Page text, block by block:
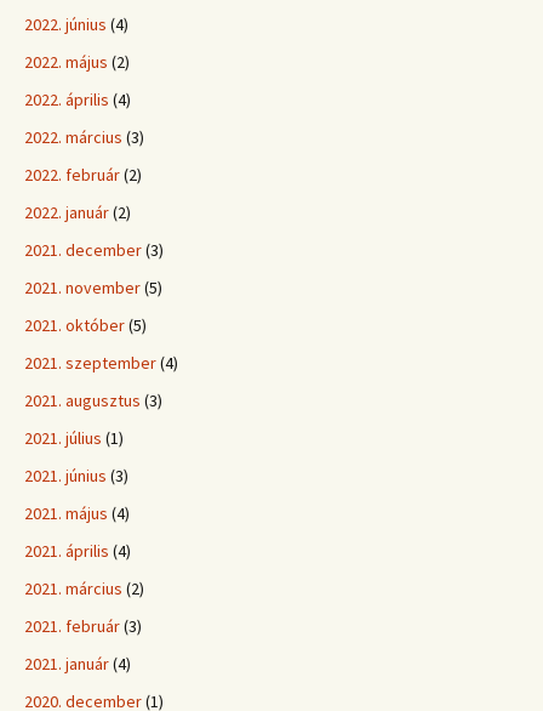
2022. június (4)
2022. május (2)
2022. április (4)
2022. március (3)
2022. február(2)
2022. január(2)
2021. december(3)
2021. november(5)
2021. október(5)
2021. szeptember(4)
2021. augusztus (3)
2021. július (1)
2021. június (3)
2021. május (4)
2021. április (4)
2021. március (2)
2021. február(3)
2021. január(4)
2020. december(1)